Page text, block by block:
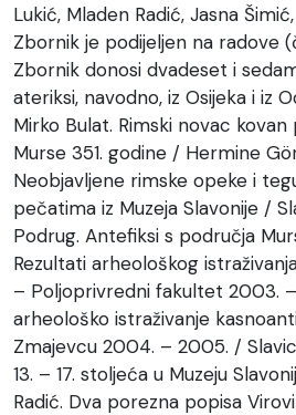
Lukić, Mladen Radić, Jasna
Zbornik je podijeljen na radove
Zbornik donosi dvadeset i
ateriksi, navodno, iz Osijeka i iz
Mirko Bulat. Rimski novac
Murse 351. godine / Hermine
Neobjavljene rimske opeke i
pečatima iz Muzeja Slavonije /
Podrug. Antefiksi s područja
Rezultati arheološkog
– Poljoprivredni fakultet 2003.
arheološko istraživanje
Zmajevcu 2004. – 2005. /
13. – 17. stoljeća u Muzeju
Radić. Dva porezna popisa